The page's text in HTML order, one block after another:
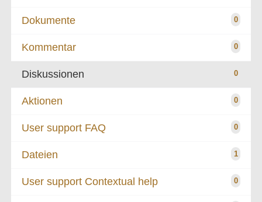
Dokumente 0
Kommentar 0
Diskussionen 0
Aktionen 0
User support FAQ 0
Dateien 1
User support Contextual help 0